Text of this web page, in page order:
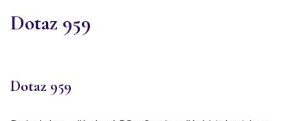
Dotaz 959
Dotaz 959